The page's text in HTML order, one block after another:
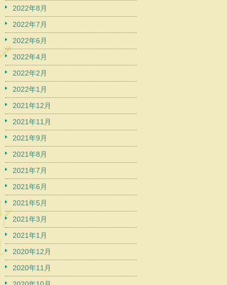
2022年8月
2022年7月
2022年6月
2022年4月
2022年2月
2022年1月
2021年12月
2021年11月
2021年9月
2021年8月
2021年7月
2021年6月
2021年5月
2021年3月
2021年1月
2020年12月
2020年11月